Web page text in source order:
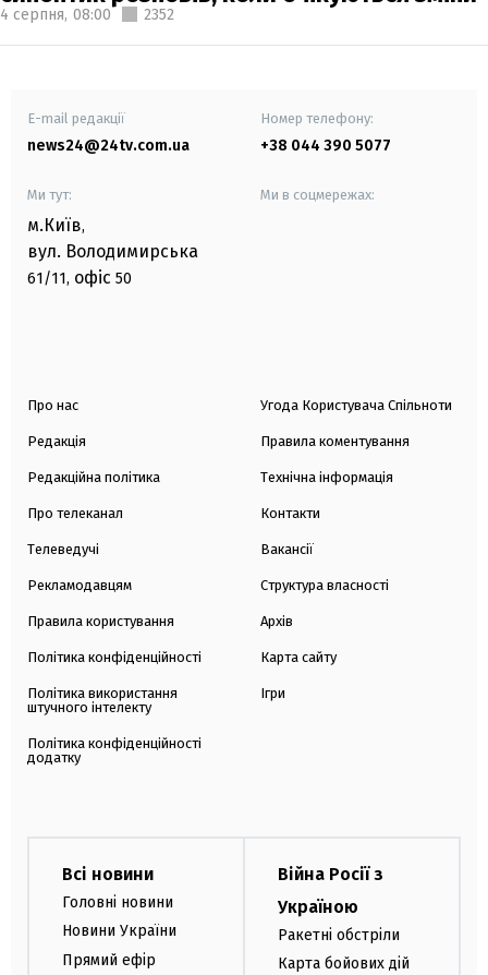
4 серпня, 08:00 2352
E-mail редакції
news24@24tv.com.ua
Номер телефону:
+38 044 390 5077
Ми тут:
м.Київ,
вул. Володимирська
61/11, офіс 50
Ми в соцмережах:
Про нас
Редакція
Редакційна політика
Про телеканал
Телеведучі
Рекламодавцям
Правила користування
Політика конфіденційності
Політика використання
штучного інтелекту
Політика конфіденційності
додатку
Угода Користувача Спільноти
Правила коментування
Технічна інформація
Контакти
Вакансії
Структура власності
Архів
Карта сайту
Ігри
Всі новини
Головні новини
Новини України
Прямий ефір
Війна Росії з
Україною
Ракетні обстріли
Карта бойових дій